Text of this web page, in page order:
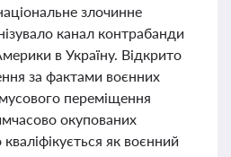
злочинне
канал контрабанди
в Україну. Відкрито
за фактами воєнних
переміщення
окупованих
як воєнний